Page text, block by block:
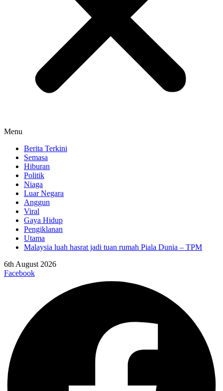
Menu
Berita Terkini
Semasa
Hiburan
Politik
Niaga
Luar Negara
Anggun
Viral
Gaya Hidup
Pengiklanan
Utama
Malaysia luah hasrat jadi tuan rumah Piala Dunia – TPM
6th August 2026
Facebook